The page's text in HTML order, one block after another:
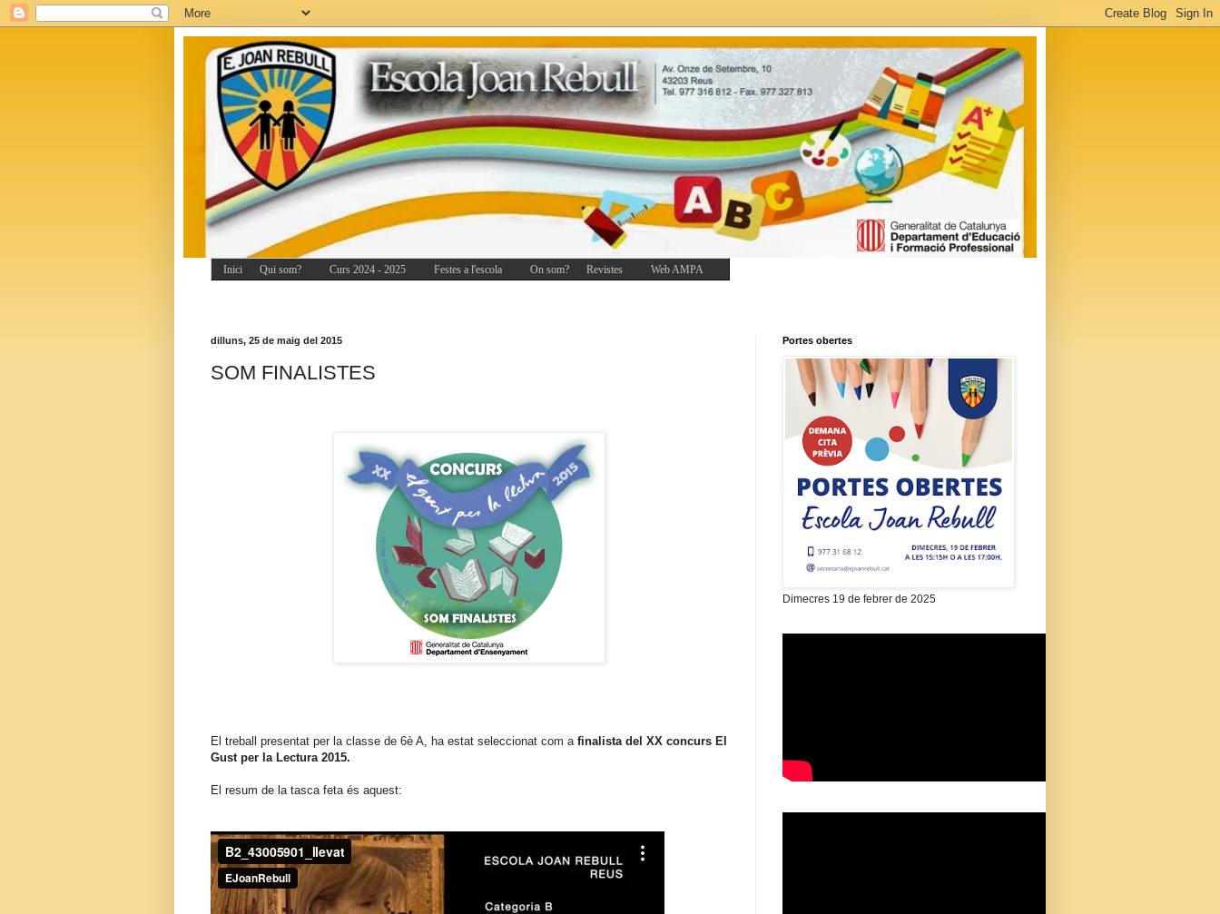
Inici Qui som? Curs 2024 - 2025 Festes a l'escola On som? Revistes Web AMPA
dilluns, 25 de maig del 2015
SOM FINALISTES
El treball presentat per la classe de 6è A, ha estat seleccionat com a finalista del XX concurs El
Gust per la Lectura 2015.
El resum de la tasca feta és aquest:
Portes obertes
Dimecres 19 de febrer de 2025